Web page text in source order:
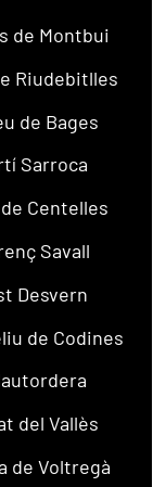
de Montbui
Riudebitlles
de Bages
Sarroca
Centelles
Savall
Desvern
de Codines
del Vallès
de Voltregà